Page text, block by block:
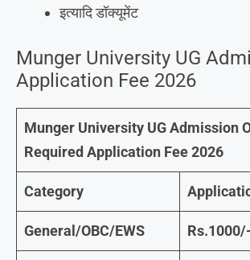
इत्यादि डॉक्यूमेंट
Munger University UG
Application Fee 2026
Munger University UG Admission
Required Application Fee 2026
Category
General/OBC/EWS Rs.1000/-